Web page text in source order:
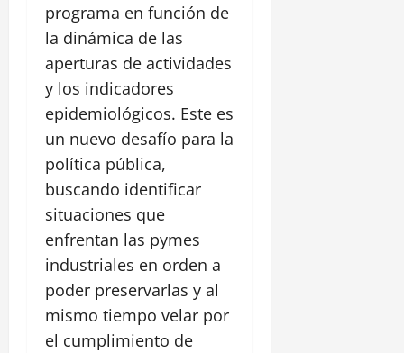
programa en función de
la dinámica de las
aperturas de actividades
y los indicadores
epidemiológicos. Este es
un nuevo desafío para la
política pública,
buscando identificar
situaciones que
enfrentan las pymes
industriales en orden a
poder preservarlas y al
mismo tiempo velar por
el cumplimiento de